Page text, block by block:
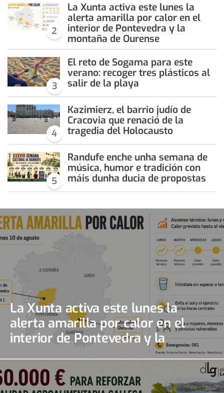
2
La Xunta activa este lunes la
alerta amarilla por calor en el
interior de Pontevedra y la
montaña de Ourense
3
El reto de Sogama para este
verano: recoger tres plásticos al
salir de la playa
4
Kazimierz, el barrio judío de
Cracovia que renació de la
tragedia del Holocausto
5
Randufe enche unha semana de
música, humor e tradición con
máis dunha ducia de propostas
La Xunta activa este lunes la
alerta amarilla por calor en el
interior de Pontevedra y la
montaña de Ourense